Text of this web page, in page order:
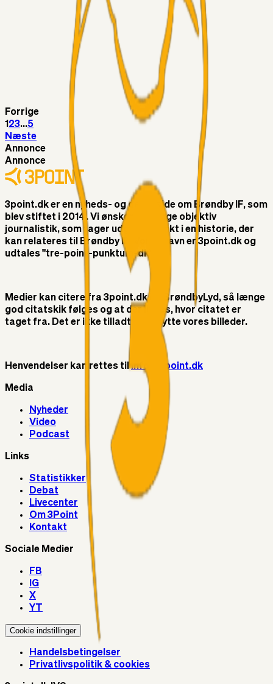
RasmusStephansen
04. aug. 2026
Har GFH løsnet grebet...?
Superliga-truppen
04. aug. 2026
Medie: Tahirovic til Celtic for samlet 6 mio Euro
Forrige
1 23...5
Næste
Annonce
Annonce
3point.dk er en nyheds- og debatside om Brøndby IF, som
blev stiftet i 2014. Vi ønsker at bringe objektiv
journalistik, som tager udgangspunkt i en historie, der
kan relateres til Brøndby IF. Vores navn er 3point.dk og
udtales "tre-point-punktum-dk"
Medier kan citere fra 3point.dk og BrøndbyLyd, så længe
god citatskik følges og at der linkes, hvor citatet er
taget fra. Det er ikke tilladt at benytte vores billeder.
Henvendelser kan rettes tilinfo@3point.dk
Media
Nyheder
Video
Podcast
Links
Statistikker
Debat
Livecenter
Om 3Point
Kontakt
Sociale Medier
FB
IG
X
YT
Cookie indstillinger
Handelsbetingelser
Privatlivspolitik & cookies